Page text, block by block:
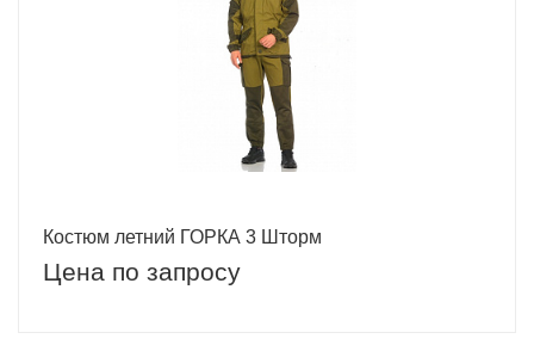
Костюм летний ГОРКА 3 Шторм
Цена по запросу